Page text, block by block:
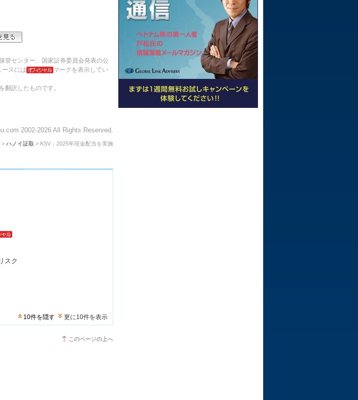
管センター、国家証券委員会発表の公
スには
マークを表示してい
訳したものです。
2002-2026 All Rights Reserved.
> ハノイ証取 > KSV：2025年現金配当を実施
スク
10件を隠す 更に10件を表示
このページの上へ